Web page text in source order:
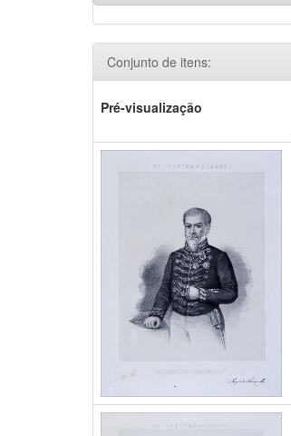
Conjunto de itens:
Pré-visualização